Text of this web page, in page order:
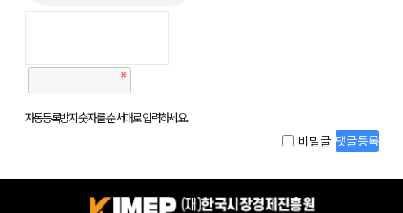
자동등록방지 숫자를 순서대로 입력하세요.
비밀글 댓글등록